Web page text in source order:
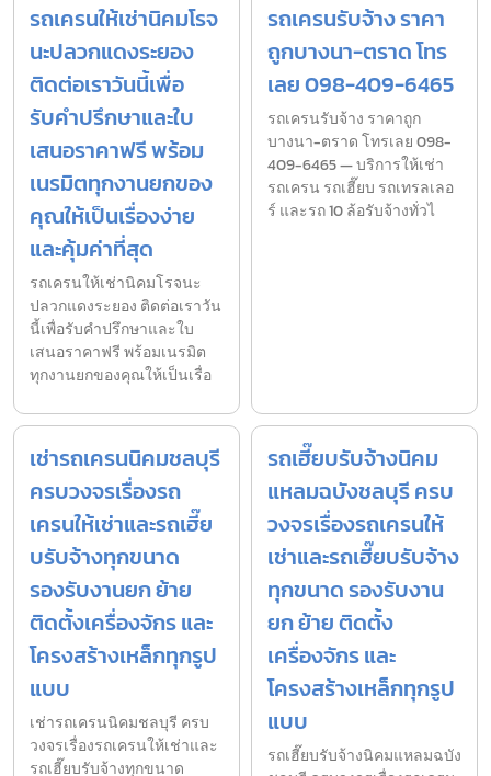
รถเครนให้เช่านิคมโรจ
นะปลวกแดงระยอง
ติดต่อเราวันนี้เพื่อ
รับคำปรึกษาและใบ
เสนอราคาฟรี พร้อม
เนรมิตทุกงานยกของ
คุณให้เป็นเรื่องง่าย
และคุ้มค่าที่สุด
รถเครนให้เช่านิคมโรจนะ
ปลวกแดงระยอง ติดต่อเราวัน
นี้เพื่อรับคำปรึกษาและใบ
เสนอราคาฟรี พร้อมเนรมิต
ทุกงานยกของคุณให้เป็นเรื่อ
รถเครนรับจ้าง ราคา
ถูกบางนา-ตราด โทร
เลย 098-409-6465
รถเครนรับจ้าง ราคาถูก
บางนา-ตราด โทรเลย 098-
409-6465 — บริการให้เช่า
รถเครน รถเฮี๊ยบ รถเทรลเลอ
ร์ และรถ 10 ล้อรับจ้างทั่วไ
เช่ารถเครนนิคมชลบุรี
ครบวงจรเรื่องรถ
เครนให้เช่าและรถเฮี๊ย
บรับจ้างทุกขนาด
รองรับงานยก ย้าย
ติดตั้งเครื่องจักร และ
โครงสร้างเหล็กทุกรูป
แบบ
เช่ารถเครนนิคมชลบุรี ครบ
วงจรเรื่องรถเครนให้เช่าและ
รถเฮี๊ยบรับจ้างทุกขนาด
รถเฮี๊ยบรับจ้างนิคม
แหลมฉบังชลบุรี ครบ
วงจรเรื่องรถเครนให้
เช่าและรถเฮี๊ยบรับจ้าง
ทุกขนาด รองรับงาน
ยก ย้าย ติดตั้ง
เครื่องจักร และ
โครงสร้างเหล็กทุกรูป
แบบ
รถเฮี๊ยบรับจ้างนิคมแหลมฉบัง